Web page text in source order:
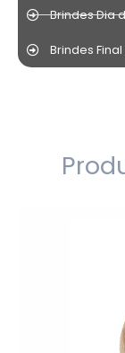
Brindes Dia
Brindes